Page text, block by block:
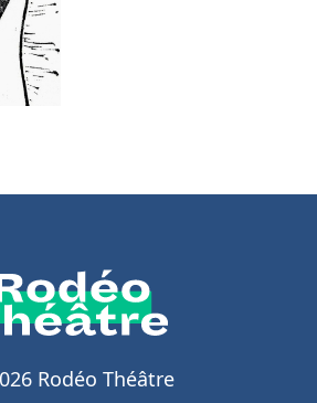
Rodéo Théâtre